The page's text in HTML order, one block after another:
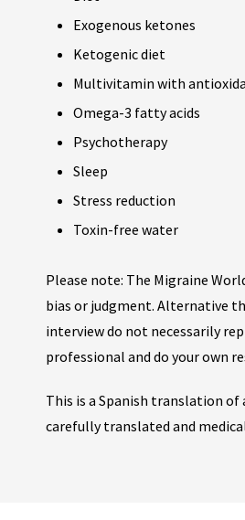
Exogenous ketones
Ketogenic diet
Multivitamin with
Omega-3 fatty acids
Psychotherapy
Sleep
Stress reduction
Toxin-free water
Please note: The Migraine
bias or judgment. Alternative
interview do not necessarily
professional and do your own
This is a Spanish translation
carefully translated and